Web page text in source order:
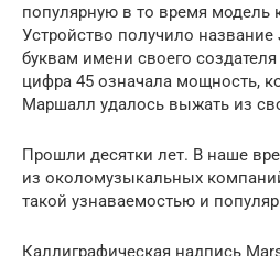
популярную в то время модель
Устройство получило
буквам имени своего
цифра 45 означала мощность,
Маршалл удалось выжать из
Прошли десятки лет. В наше
из околомузыкальных
такой узнаваемостью и
Каллиграфическая надпись